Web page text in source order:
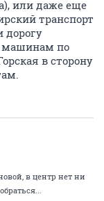
или даже еще
транспорт
дорогу
машинам по
в сторону
в центр нет ни